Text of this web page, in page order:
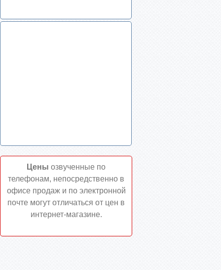
Цены озвученные по
телефонам, непосредственно в
офисе продаж и по электронной
почте могут отличаться от цен в
интернет-магазине.